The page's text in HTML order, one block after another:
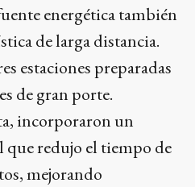
energética también
de larga distancia.
estaciones preparadas
de gran porte.
incorporaron un
redujo el tiempo de
mejorando